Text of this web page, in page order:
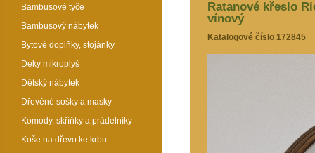
Ratanové křeslo
vínový
Katalogové číslo 172845
Bambusové tyče
Bambusový nábytek
Bytové doplňky, stojánky
Deky mikroplyš
Dětský nábytek
Dřevěné sošky a masky
Komody, skříňky a prádelníky
Koše na dřevo ke krbu